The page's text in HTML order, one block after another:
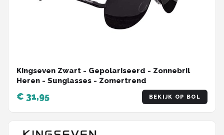
Kingseven Zwart - Gepolariseerd - Zonnebril
Heren - Sunglasses - Zomertrend
€ 31,95 BEKIJK OP BOL